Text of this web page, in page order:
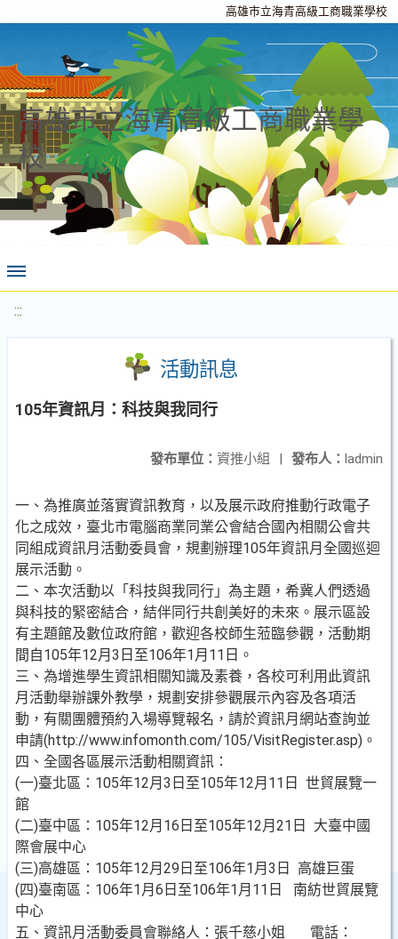
高雄市立海青高級工商職業學校
高雄市立海青高級工商職業學
校
:::
活動訊息
105年資訊月：科技與我同行
發布人： ladmin
發布單位： 資推小組 |
一、為推廣並落實資訊教育，以及展示政府推動行政電子
化之成效，臺北市電腦商業同業公會結合國內相關公會共
同組成資訊月活動委員會，規劃辦理105年資訊月全國巡迴
展示活動。
二、本次活動以「科技與我同行」為主題，希冀人們透過
與科技的緊密結合，結伴同行共創美好的未來。展示區設
有主題館及數位政府館，歡迎各校師生蒞臨參觀，活動期
間自105年12月3日至106年1月11日。
三、為增進學生資訊相關知識及素養，各校可利用此資訊
月活動舉辦課外教學，規劃安排參觀展示內容及各項活
動，有關團體預約入場導覽報名，請於資訊月網站查詢並
申請(http://www.infomonth.com/105/VisitRegister.asp)。
四、全國各區展示活動相關資訊：
(一)臺北區：105年12月3日至105年12月11日 世貿展覽一
館
(二)臺中區：105年12月16日至105年12月21日 大臺中國
際會展中心
(三)高雄區：105年12月29日至106年1月3日 高雄巨蛋
(四)臺南區：106年1月6日至106年1月11日 南紡世貿展覽
中心
五、資訊月活動委員會聯絡人：張千慈小姐 電話：